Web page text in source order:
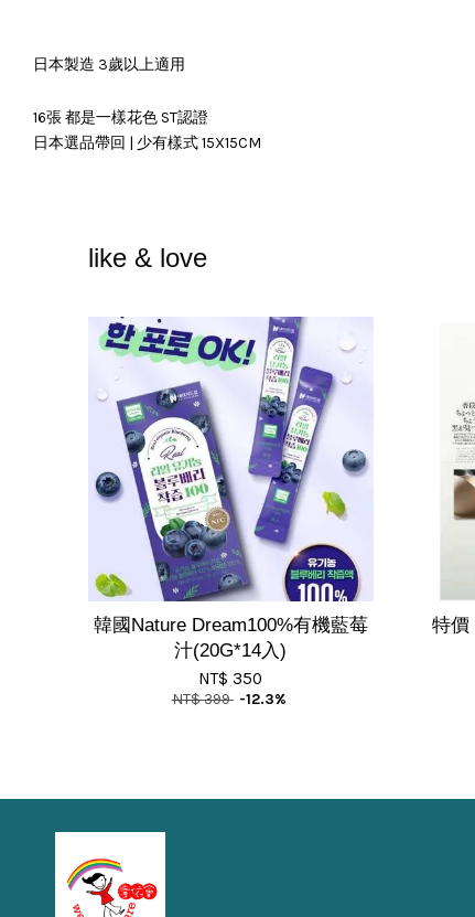
日本製造 3歲以上適用
16張 都是一樣花色 ST認證
日本選品帶回 | 少有樣式 15X15CM
like & love
韓國Nature Dream100%有機藍莓
汁(20G*14入)
NT$ 350
NT$ 399 -12.3%
特價